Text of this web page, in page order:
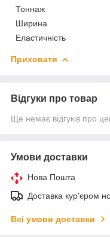
Тоннаж
Ширина
Еластичність
Приховати
Відгуки про товар
Ще немає відгуків про
Умови доставки
Нова Пошта
Доставка кур'єром
Всі умови доставки